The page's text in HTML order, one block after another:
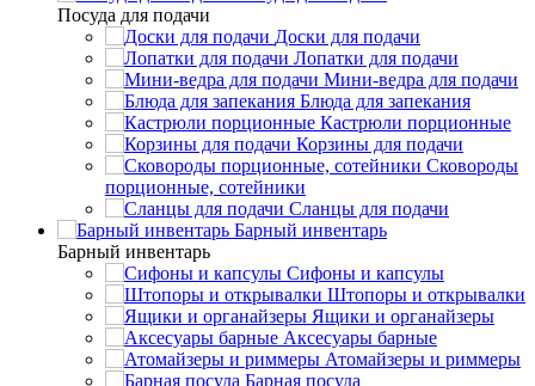
Посуда для подачи
Доски для подачи
Лопатки для подачи
Мини-ведра для подачи
Блюда для запекания
Кастрюли порционные
Корзины для подачи
Сковороды
порционные, сотейники
Сланцы для подачи
Барный инвентарь
Барный инвентарь
Сифоны и капсулы
Штопоры и открывалки
Ящики и органайзеры
Аксесуары барные
Атомайзеры и риммеры
Барная посуда